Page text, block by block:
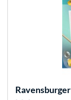
Ravensburger